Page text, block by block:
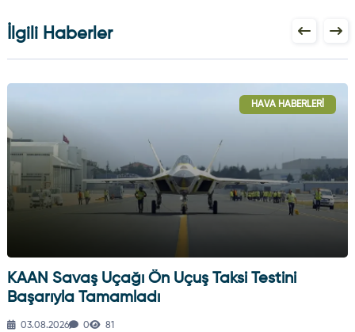
İlgili Haberler
HAVA HABERLERI
KAAN Savaş Uçağı Ön Uçuş Taksi Testini
Başarıyla Tamamladı
03.08.2026 0 81